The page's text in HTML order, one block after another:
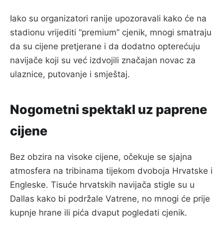
Iako su organizatori ranije upozoravali kako će na
stadionu vrijediti “premium” cjenik, mnogi smatraju
da su cijene pretjerane i da dodatno opterećuju
navijače koji su već izdvojili značajan novac za
ulaznice, putovanje i smještaj.
Nogometni spektakl uz paprene
cijene
Bez obzira na visoke cijene, očekuje se sjajna
atmosfera na tribinama tijekom dvoboja Hrvatske i
Engleske. Tisuće hrvatskih navijača stigle su u
Dallas kako bi podržale Vatrene, no mnogi će prije
kupnje hrane ili pića dvaput pogledati cjenik.